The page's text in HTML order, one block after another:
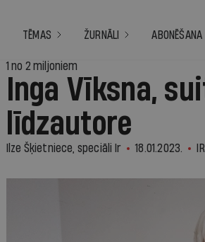
TĒMAS ŽURNĀLI ABONĒŠANA
1 no 2 miljoniem
Inga Vīksna,
līdzautore
Ilze Šķietniece, speciāli Ir 18.01.2023. IR